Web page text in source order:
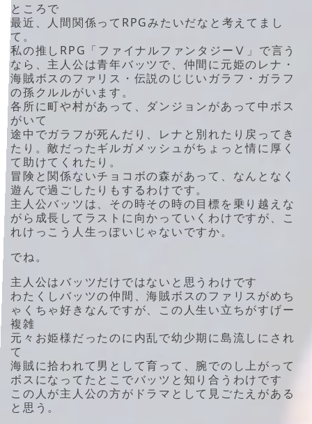
ところで
最近、人間関係ってRPGみたいだなと考えてまし
て。
私の推しRPG「ファイナルファンタジーⅤ」で言う
なら、主人公は青年バッツで、仲間に元姫のレナ・
海賊ボスのファリス・伝説のじじいガラフ・ガラフ
の孫クルルがいます。
各所に町や村があって、ダンジョンがあって中ボス
がいて
途中でガラフが死んだり、レナと別れたり戻ってき
たり。敵だったギルガメッシュがちょっと情に厚く
て助けてくれたり。
冒険と関係ないチョコボの森があって、なんとなく
遊んで過ごしたりもするわけです。
主人公バッツは、その時その時の目標を乗り越えな
がら成長してラストに向かっていくわけですが、こ
れけっこう人生っぽいじゃないですか。
でね。
主人公はバッツだけではないと思うわけです
わたくしバッツの仲間、海賊ボスのファリスがめち
ゃくちゃ好きなんですが、この人生い立ちがすげー
複雑
元々お姫様だったのに内乱で幼少期に島流しにされ
て
海賊に拾われて男として育って、腕でのし上がって
ボスになってたとこでバッツと知り合うわけです
この人が主人公の方がドラマとして見ごたえがある
と思う。